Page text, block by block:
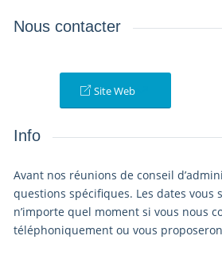
Nous contacter
Site Web
Info
Avant nos réunions de conseil
questions spécifiques. Les dates vous
n’importe quel moment si vous nous
téléphoniquement ou vous